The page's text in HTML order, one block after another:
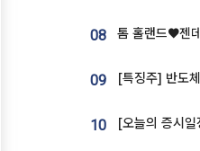
08
09
10